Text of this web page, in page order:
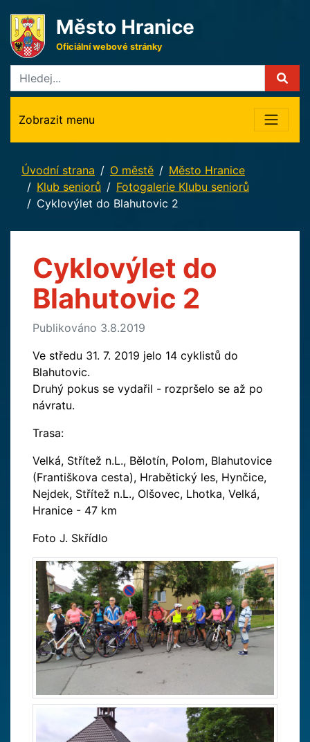
Město Hranice
Oficiální webové stránky
Zobrazit menu
Úvodní strana O městě
Město Hranice
Klub seniorů
Fotogalerie Klubu seniorů
Cyklovýlet do Blahutovic 2
Cyklovýlet do
Blahutovic 2
Publikováno 3.8.2019
Ve středu 31. 7. 2019 jelo 14 cyklistů do
Blahutovic.
Druhý pokus se vydařil - rozpršelo se až po
návratu.
Trasa:
Velká, Střítež n.L., Bělotín, Polom, Blahutovice
(Františkova cesta), Hrabětický les, Hynčice,
Nejdek, Střítež n.L., Olšovec, Lhotka, Velká,
Hranice - 47 km
Foto J. Skřídlo